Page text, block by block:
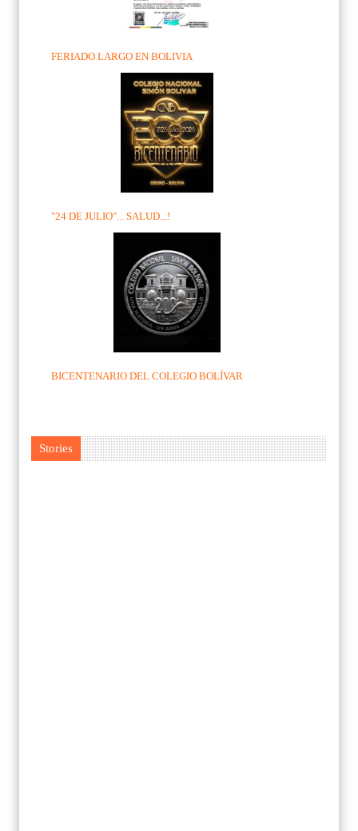
FERIADO LARGO EN BOLIVIA
"24 DE JULIO"... SALUD...!
BICENTENARIO DEL COLEGIO BOLÍVAR
Stories